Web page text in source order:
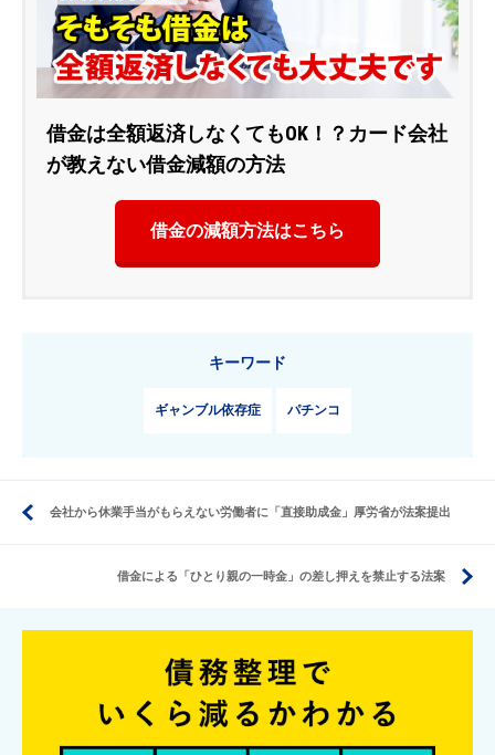
借金は全額返済しなくてもOK！？カード会社
が教えない借金減額の方法
借金の減額方法はこちら
キーワード
ギャンブル依存症 パチンコ
会社から休業手当がもらえない労働者に「直接助成金」厚労省が法案提出
借金による「ひとり親の一時金」の差し押えを禁止する法案